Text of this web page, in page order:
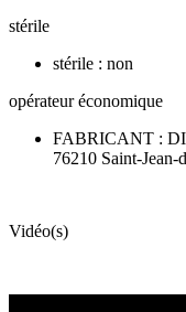
stérile
stérile : non
opérateur économique
FABRICANT :
76210 Saint-Jean-
Vidéo(s)